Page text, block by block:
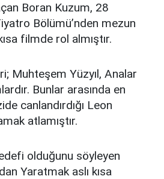
Boran Kuzum, 28
Bölümü’nden mezun
filmde rol almıştır.
Muhteşem Yüzyıl, Analar
Bunlar arasında en
canlandırdığı Leon
atlamıştır.
olduğunu söyleyen
Yaratmak aslı kısa